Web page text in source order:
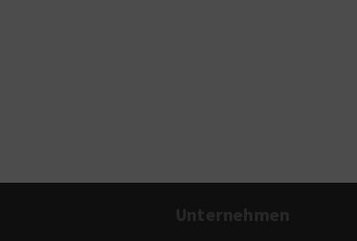
Unternehmen